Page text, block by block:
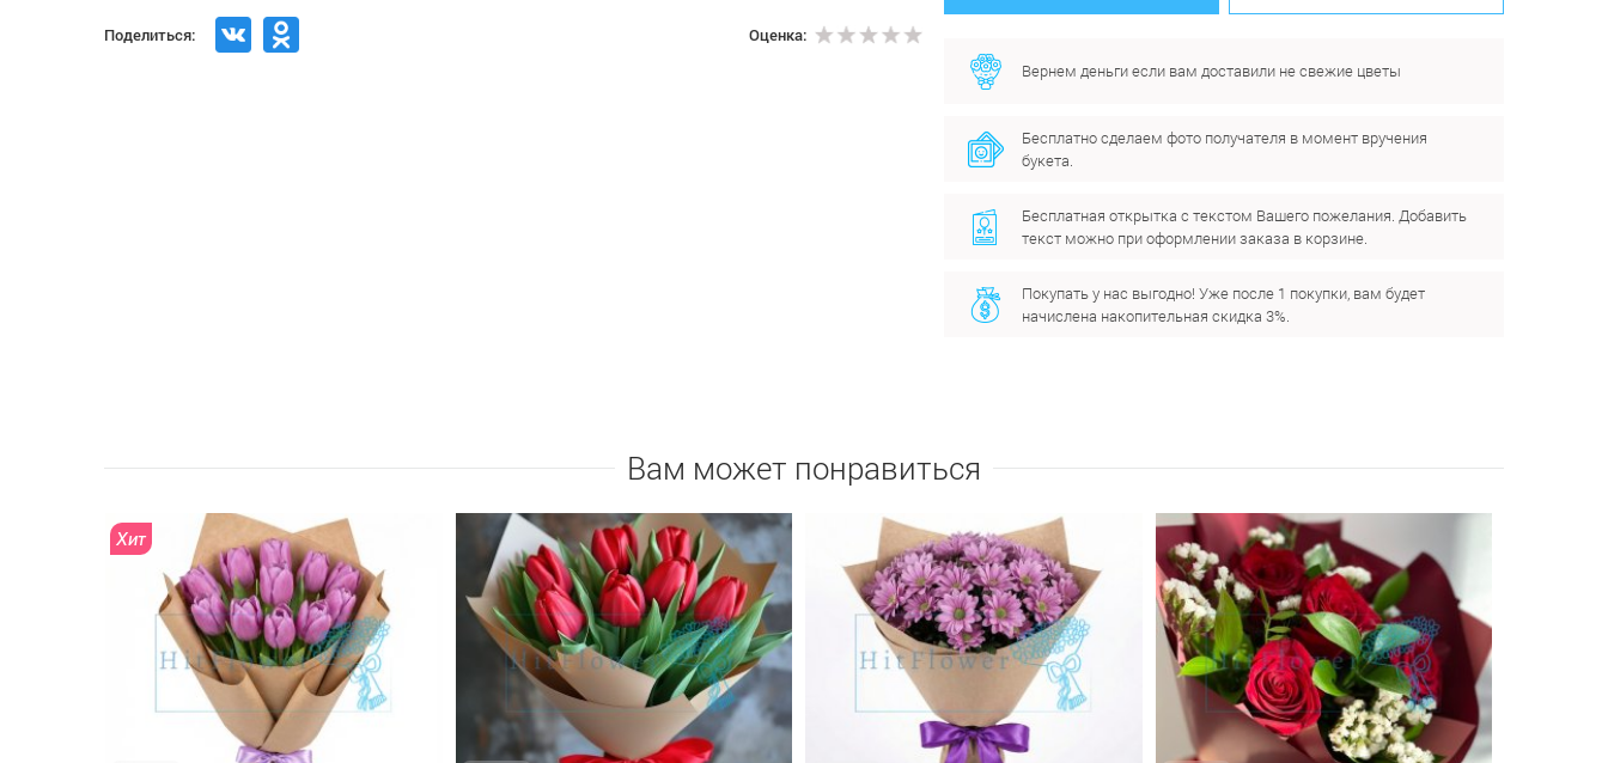
Поделиться: Оценка:
Вернем деньги если вам доставили не свежие цветы
Бесплатно сделаем фото получателя в момент вручения
букета.
Бесплатная открытка с текстом Вашего пожелания. Добавить
текст можно при оформлении заказа в корзине.
Покупать у нас выгодно! Уже после 1 покупки, вам будет
начислена накопительная скидка 3%.
Вам может понравиться
Хит